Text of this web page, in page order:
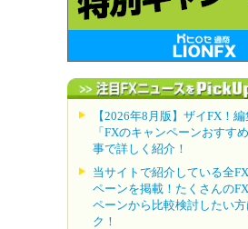
【2026年8月版】ザイFX！
「FXのキャンペーンおすす
事で詳しく紹介！
当サイトで紹介している全
ペーンを掲載！たくさんの
ペーンから比較検討したい
ク！